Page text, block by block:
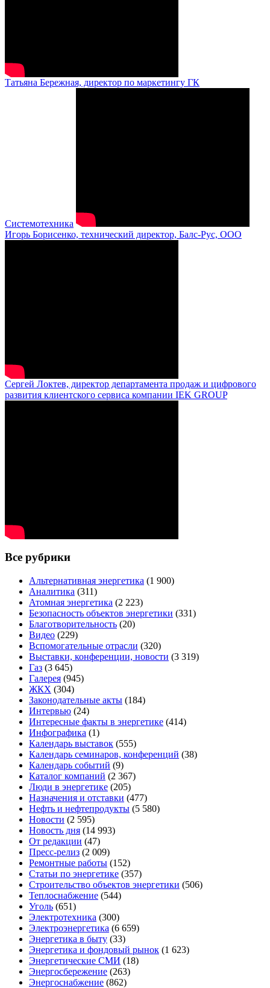
Татьяна Бережная, директор по маркетингу ГК
Системотехника
Игорь Борисенко, технический директор, Балс-Рус, ООО
Сергей Локтев, директор департамента продаж и цифрового
развития клиентского сервиса компании IEK GROUP
Все рубрики
Альтернативная энергетика (1 900)
Аналитика (311)
Атомная энергетика (2 223)
Безопасность объектов энергетики (331)
Благотворительность (20)
Видео (229)
Вспомогательные отрасли (320)
Выставки, конференции, новости (3 319)
Газ (3 645)
Галерея (945)
ЖКХ (304)
Законодательные акты (184)
Интервью (24)
Интересные факты в энергетике (414)
Инфографика (1)
Календарь выставок (555)
Календарь семинаров, конференций (38)
Календарь событий (9)
Каталог компаний (2 367)
Люди в энергетике (205)
Назначения и отставки (477)
Нефть и нефтепродукты (5 580)
Новости (2 595)
Новость дня (14 993)
От редакции (47)
Пресс-релиз (2 009)
Ремонтные работы (152)
Статьи по энергетике (357)
Строительство объектов энергетики (506)
Теплоснабжение (544)
Уголь (651)
Электротехника (300)
Электроэнергетика (6 659)
Энергетика в быту (33)
Энергетика и фондовый рынок (1 623)
Энергетические СМИ (18)
Энергосбережение (263)
Энергоснабжение (862)